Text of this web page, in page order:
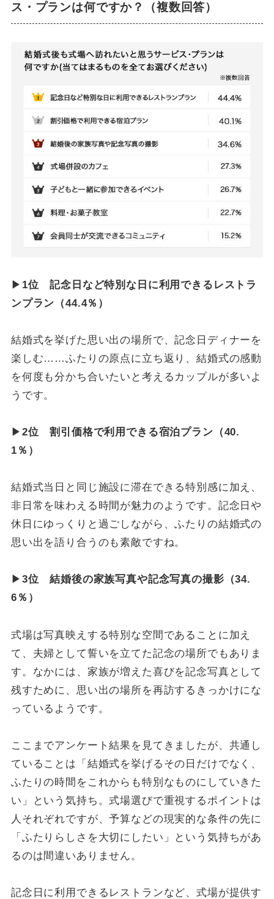
ス・プランは何ですか？（複数回答）
▶ 1位 記念日など特別な日に利用できるレストラ
ンプラン（44.4％）
結婚式を挙げた思い出の場所で、記念日ディナーを
楽しむ……ふたりの原点に立ち返り、結婚式の感動
を何度も分かち合いたいと考えるカップルが多いよ
うです。
▶ 2位 割引価格で利用できる宿泊プラン（40.
1％）
結婚式当日と同じ施設に滞在できる特別感に加え、
非日常を味わえる時間が魅力のようです。記念日や
休日にゆっくりと過ごしながら、ふたりの結婚式の
思い出を語り合うのも素敵ですね。
▶ 3位 結婚後の家族写真や記念写真の撮影（34.
6％）
式場は写真映えする特別な空間であることに加え
て、夫婦として誓いを立てた記念の場所でもありま
す。なかには、家族が増えた喜びを記念写真として
残すために、思い出の場所を再訪するきっかけにな
っているようです。
ここまでアンケート結果を見てきましたが、共通し
ていることは「結婚式を挙げるその日だけでなく、
ふたりの時間をこれからも特別なものにしていきた
い」という気持ち。式場選びで重視するポイントは
人それぞれですが、予算などの現実的な条件の先に
「ふたりらしさを大切にしたい」という気持ちがあ
るのは間違いありません。
記念日に利用できるレストランなど、式場が提供す